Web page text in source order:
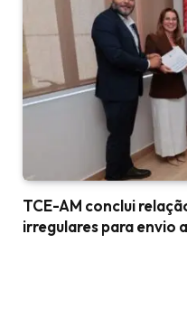
TCE-AM conclui
irregulares para envio